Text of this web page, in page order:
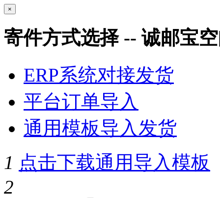
×
寄件方式选择 -- 诚邮宝
ERP系统对接发货
平台订单导入
通用模板导入发货
1 点击下载通用导入模板
2